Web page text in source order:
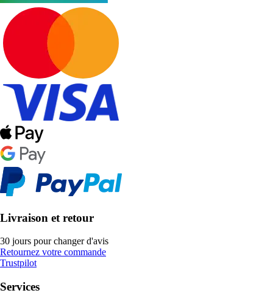
Livraison et retour
30 jours pour changer d'avis
Retournez votre commande
Trustpilot
Services